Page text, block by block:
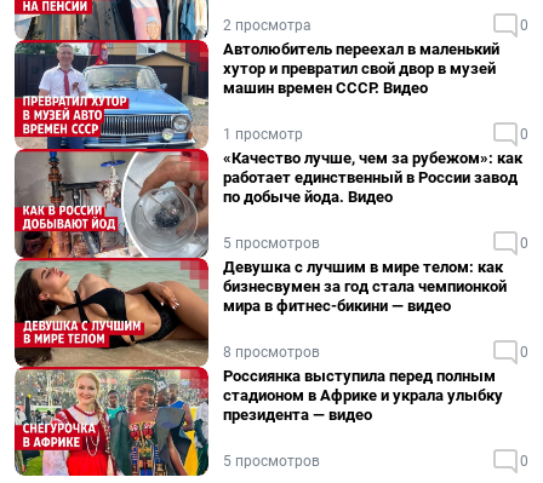
2 просмотра 0
Автолюбитель переехал в маленький
хутор и превратил свой двор в музей
машин времен СССР. Видео
1 просмотр 0
«Качество лучше, чем за рубежом»: как
работает единственный в России завод
по добыче йода. Видео
5 просмотров 0
Девушка с лучшим в мире телом: как
бизнесвумен за год стала чемпионкой
мира в фитнес-бикини — видео
8 просмотров 0
Россиянка выступила перед полным
стадионом в Африке и украла улыбку
президента — видео
5 просмотров 0